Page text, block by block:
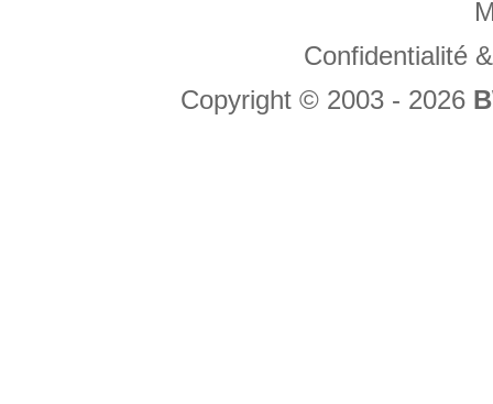
Confidentialité
Copyright © 2003 - 2026